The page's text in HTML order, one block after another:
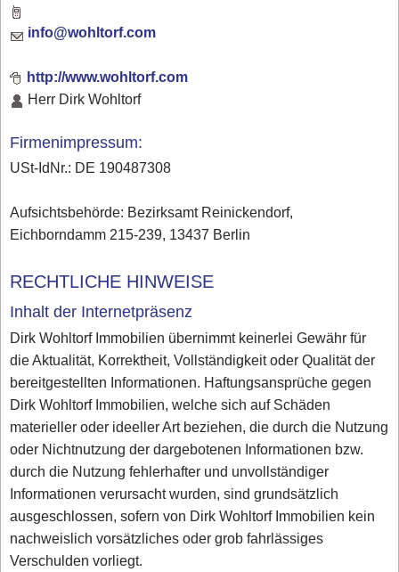
info@wohltorf.com
http://www.wohltorf.com
Herr Dirk Wohltorf
Firmenimpressum:
USt-IdNr.: DE 190487308
Aufsichtsbehörde: Bezirksamt Reinickendorf,
Eichborndamm 215-239, 13437 Berlin
RECHTLICHE HINWEISE
Inhalt der Internetpräsenz
Dirk Wohltorf Immobilien übernimmt keinerlei Gewähr für
die Aktualität, Korrektheit, Vollständigkeit oder Qualität der
bereitgestellten Informationen. Haftungsansprüche gegen
Dirk Wohltorf Immobilien, welche sich auf Schäden
materieller oder ideeller Art beziehen, die durch die Nutzung
oder Nichtnutzung der dargebotenen Informationen bzw.
durch die Nutzung fehlerhafter und unvollständiger
Informationen verursacht wurden, sind grundsätzlich
ausgeschlossen, sofern von Dirk Wohltorf Immobilien kein
nachweislich vorsätzliches oder grob fahrlässiges
Verschulden vorliegt.